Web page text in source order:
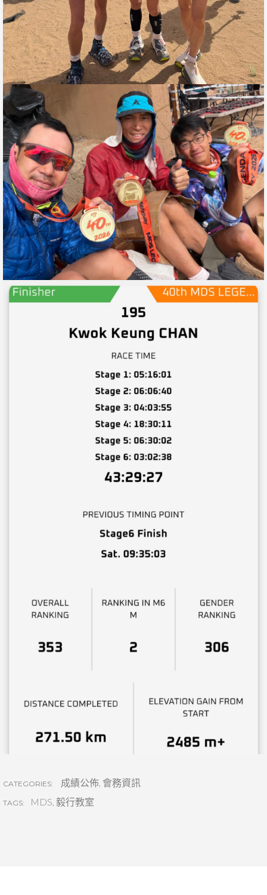
CATEGORIES: 成績公佈, 會務資訊
TAGS: MDS, 毅行教室